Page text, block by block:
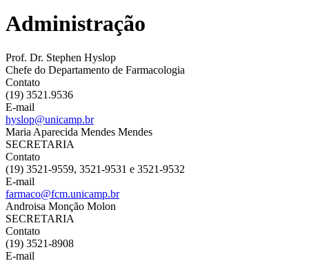
Administração
Prof. Dr. Stephen Hyslop
Chefe do Departamento de Farmacologia
Contato
(19) 3521.9536
E-mail
hyslop@unicamp.br
Maria Aparecida Mendes Mendes
SECRETARIA
Contato
(19) 3521-9559, 3521-9531 e 3521-9532
E-mail
farmaco@fcm.unicamp.br
Androisa Monção Molon
SECRETARIA
Contato
(19) 3521-8908
E-mail